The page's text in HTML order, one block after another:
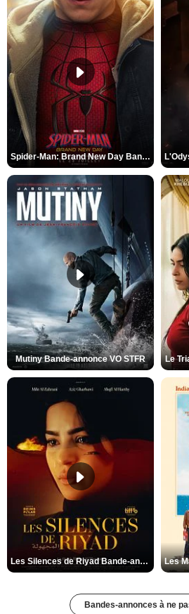
Spider-Man: Brand New Day Bande-annonce VO STFR
Mutiny Bande-annonce VO STFR Le
Les Silences de Riyad Bande-annonce VO STFR
Bandes-annonces à ne